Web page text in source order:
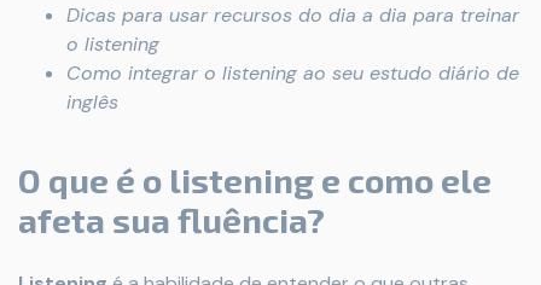
Dicas para usar recursos do dia a dia para treinar
o listening
Como integrar o listening ao seu estudo diário de
inglês
O que é o listening e como ele
afeta sua fluência?